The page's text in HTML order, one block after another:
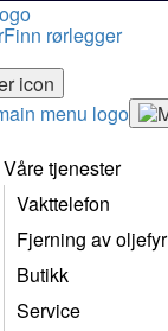
Finn rørlegger
Våre tjenester
Vakttelefon
Fjerning av oljefyr
Butikk
Service